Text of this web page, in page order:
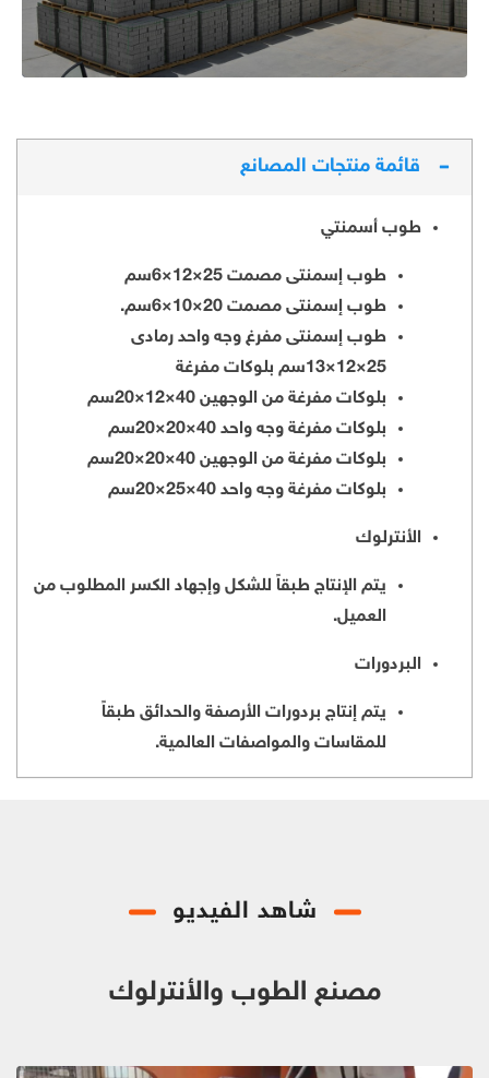
طوب أسمنتي
طوب إسمنتى مصمت 25×12×6سم
طوب إسمنتى مصمت 20×10×6سم.
طوب إسمنتى مفرغ وجه واحد رمادى
25×12×13سم بلوكات مفرغة
بلوكات مفرغة من الوجهين 40×12×20سم
بلوكات مفرغة وجه واحد 40×20×20سم
بلوكات مفرغة من الوجهين 40×20×20سم
بلوكات مفرغة وجه واحد 40×25×20سم
الأنترلوك
يتم الإنتاج طبقاً للشكل وإجهاد الكسر المطلوب من
العميل.
البردورات
يتم إنتاج بردورات الأرصفة والحدائق طبقاً
للمقاسات والمواصفات العالمية.
شاهد الفيديو
مصنع الطوب والأنترلوك